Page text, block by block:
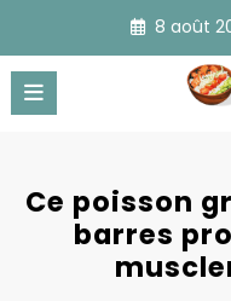
contenu
8 août
Ce poisson
barres